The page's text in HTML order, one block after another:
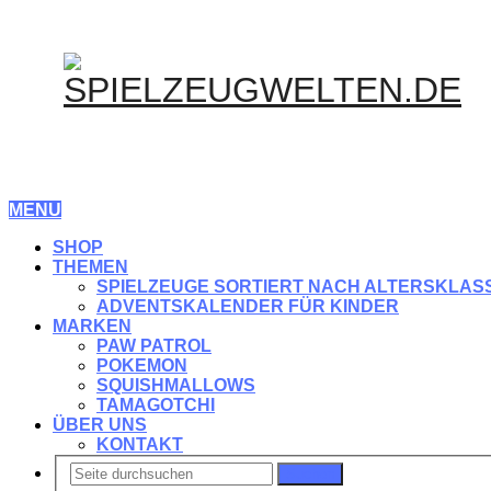
MENU
SHOP
THEMEN
SPIELZEUGE SORTIERT NACH
ADVENTSKALENDER FÜR KINDER
MARKEN
PAW PATROL
POKEMON
SQUISHMALLOWS
TAMAGOTCHI
ÜBER UNS
KONTAKT